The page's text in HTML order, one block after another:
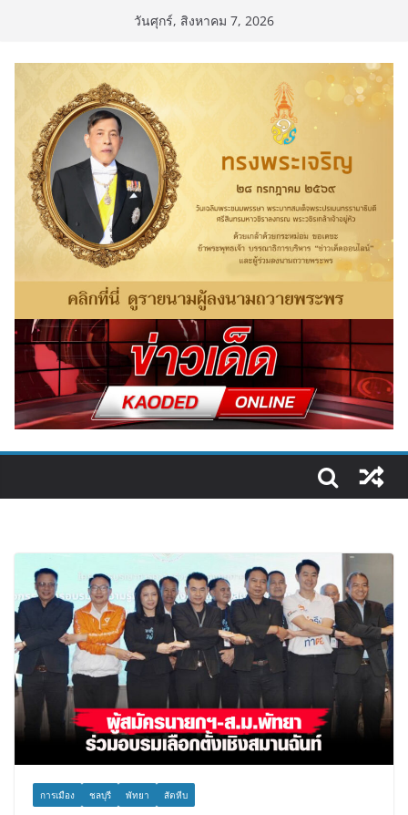
content
วันศุกร์, สิงหาคม 7, 2026
การเมือง ชลบุรี พัทยา สัตหีบ